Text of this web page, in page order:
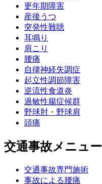
更年期障害
産後うつ
突発性難聴
耳鳴り
肩こり
腰痛
自律神経失調症
起立性調節障害
逆流性食道炎
過敏性腸症候群
野球肘・野球肩
頭痛
交通事故メニュー
交通事故専門施術
事故による腰痛